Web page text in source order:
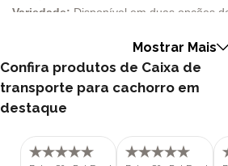
Variedade: Disponível em duas opções
7898482478492.
A Bolsa São Pet Frontal Kangoo Azul é a
quem deseja passear com cães de
prática e segura. Desenvolvida pela São
quanto para o tutor. Com uma estrutura
Mostrar Mais
Confira produtos de Caixa de
transporte para cachorro em
destaque